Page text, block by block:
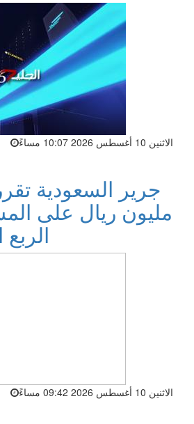
الاثنين 10 أغسطس 2026 10:07 مساءً
مليون ريال على
الربع
الاثنين 10 أغسطس 2026 09:42 مساءً